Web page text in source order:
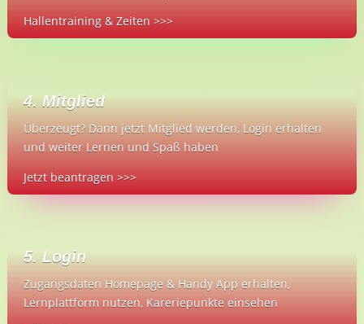
Hallentraining & Zeiten >>>
4. Mitglied
Überzeugt? Dann jetzt Mitglied werden, Login erhalten
und weiter Lernen und Spaß haben
Jetzt beantragen >>>
5. Login
Zugangsdaten Homepage & Handy App erhalten,
Lernplattform nutzen, Kareriepunkte einsehen